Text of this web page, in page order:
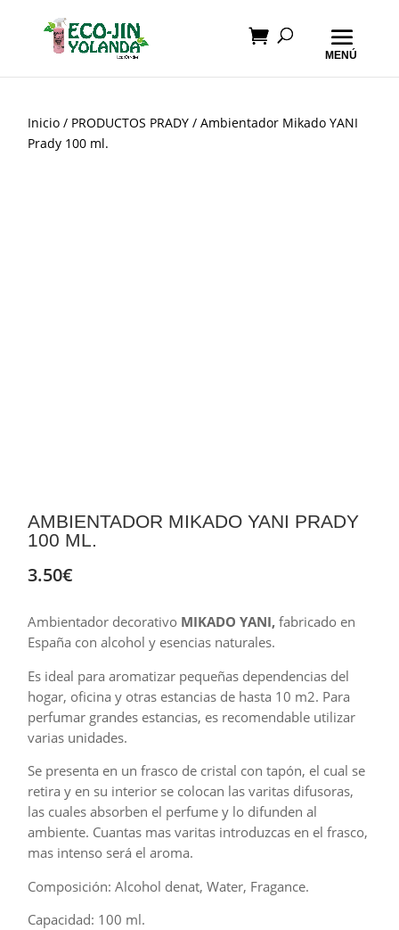
Inicio / PRODUCTOS PRADY / Ambientador Mikado YANI
Prady 100 ml.
AMBIENTADOR MIKADO YANI PRADY
100 ML.
3.50€
Ambientador decorativo MIKADO YANI, fabricado en
España con alcohol y esencias naturales.
Es ideal para aromatizar pequeñas dependencias del
hogar, oficina y otras estancias de hasta 10 m2. Para
perfumar grandes estancias, es recomendable utilizar
varias unidades.
Se presenta en un frasco de cristal con tapón, el cual se
retira y en su interior se colocan las varitas difusoras,
las cuales absorben el perfume y lo difunden al
ambiente. Cuantas mas varitas introduzcas en el frasco,
mas intenso será el aroma.
Composición: Alcohol denat, Water, Fragance.
Capacidad: 100 ml.